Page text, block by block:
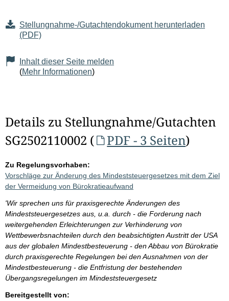
Stellungnahme-/Gutachtendokument herunterladen
(PDF)
Inhalt dieser Seite melden
(Mehr Informationen)
Details zu Stellungnahme/Gutachten
SG2502110002 (
PDF - 3 Seiten)
Zu Regelungsvorhaben:
Vorschläge zur Änderung des Mindeststeuergesetzes mit dem Ziel
der Vermeidung von Bürokratieaufwand
'Wir sprechen uns für praxisgerechte Änderungen des
Mindeststeuergesetzes aus, u.a. durch - die Forderung nach
weitergehenden Erleichterungen zur Verhinderung von
Wettbewerbsnachteilen durch den beabsichtigten Austritt der USA
aus der globalen Mindestbesteuerung - den Abbau von Bürokratie
durch praxisgerechte Regelungen bei den Ausnahmen von der
Mindestbesteuerung - die Entfristung der bestehenden
Übergangsregelungen im Mindeststeuergesetz
Bereitgestellt von: